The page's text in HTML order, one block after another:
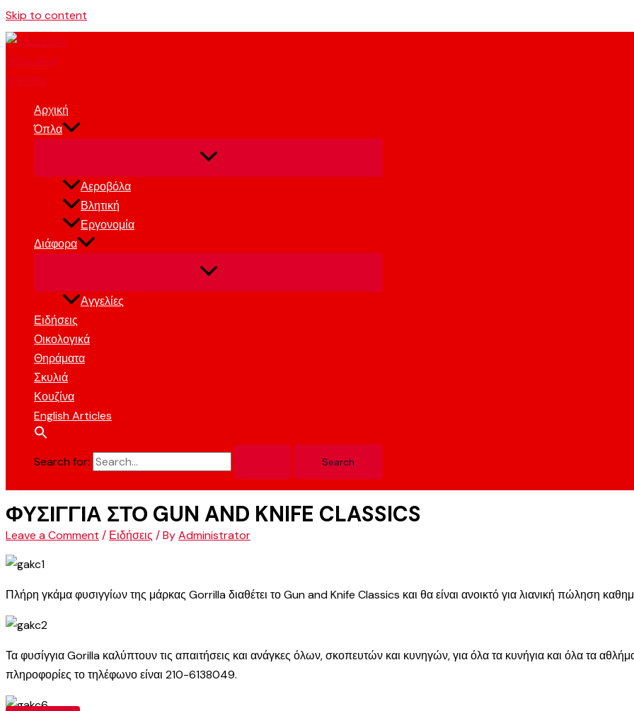
Skip to content
Αρχική
Όπλα
Αεροβόλα
Βλητική
Εργονομία
Διάφορα
Αγγελίες
Ειδήσεις
Οικολογικά
Θηράματα
Σκυλιά
Κουζίνα
English Articles
Search for:
ΦΥΣΙΓΓΙΑ ΣΤΟ GUN AND KNIFE CLASSICS
Leave a Comment / Ειδήσεις / ByAdministrator
Πλήρη γκάμα φυσιγγίων της μάρκας Gorrilla διαθέτει το Gun and Knife Classics και θα είναι ανοικτό για λιανική πώληση
Τα φυσίγγια Gorilla καλύπτουν τις απαιτήσεις και ανάγκες όλων, σκοπευτών και κυνηγών, για όλα τα κυνήγια και όλα τα
πληροφορίες το τηλέφωνο είναι 210-6138049.